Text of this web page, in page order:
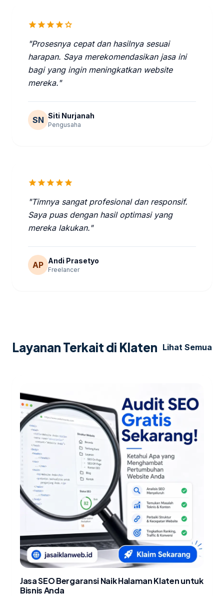
starstarstarstarstar
"Prosesnya cepat dan hasilnya sesuai
harapan. Saya merekomendasikan jasa ini
bagi yang ingin meningkatkan website
mereka."
SN Siti Nurjanah
Pengusaha
starstarstarstarstar
"Timnya sangat profesional dan responsif.
Saya puas dengan hasil optimasi yang
mereka lakukan."
AP Andi Prasetyo
Freelancer
Layanan Terkait di Klaten Lihat Semua
Jasa SEO Bergaransi Naik Halaman Klaten untuk
Bisnis Anda